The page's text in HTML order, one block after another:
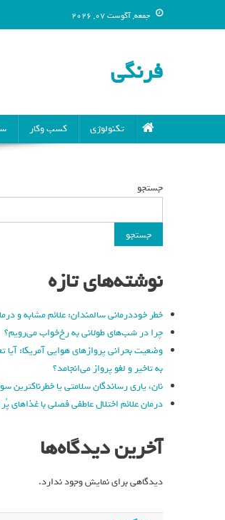
جمعه, آگوست 07, 2026
فرنگی
تکنولوژی کسب وکار
جستجو
جستجو
نوشته‌های تازه
خطر خوددرمانی سالمندان: علائم مشابه و
چرا در شب‌های طولانی به رخ‌خواب می‌رویم؟
وضعیت بحرانی پروازهای هوایی آمریکا: آیا
به تاخیر و لغو پرواز می‌انجامد؟
نان، یاری رساندگان سلامتی یا خطرناکترین
درمان علائم اختلال عاطفی فصلی با غذاهای
آخرین دیدگاه‌ها
دیدگاهی برای نمایش وجود ندارد.